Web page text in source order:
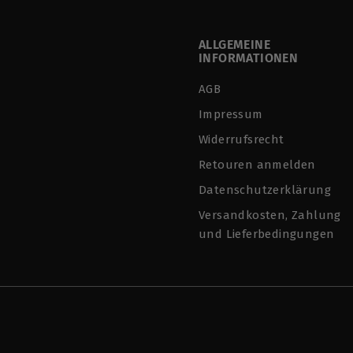
ALLGEMEINE
INFORMATIONEN
AGB
Impressum
Widerrufsrecht
Retouren anmelden
Datenschutzerklärung
Versandkosten, Zahlung
und Lieferbedingungen